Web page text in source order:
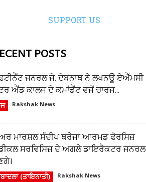
SUPPORT US
POSTS
ਜਨਰਲ ਜੇ. ਦੇਬਨਾਥ ਨੇ ਲਖਨਊ ਏਐੱਮਸੀ
ਐਂਡ ਕਾਲਜ ਦੇ ਕਮਾਂਡੈਂਟ ਵਜੋਂ ਚਾਰਜ...
Rakshak News
ਮਾਰਸ਼ਲ ਸੰਦੀਪ ਥਰੇਜਾ ਆਰਮਡ ਫੋਰਸਿਜ਼
ਸਰਵਿਸਿਜ਼ ਦੇ ਅਗਲੇ ਡਾਇਰੈਕਟਰ ਜਨਰਲ
(ਤਾਇਨਾਤੀ) Rakshak News